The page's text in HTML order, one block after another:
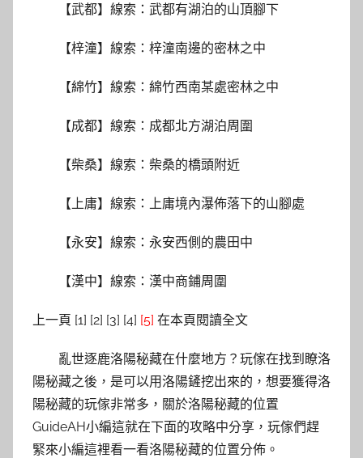
【武都】線索：武都有湖泊的山頂腳下
【梓潼】線索：梓潼南邊的密林之中
【綿竹】線索：綿竹西南某處密林之中
【成都】線索：成都北方湖泊周圍
【柴桑】線索：柴桑的橋頭附近
【上庸】線索：上庸境內瀑佈落下的山腳處
【永安】線索：永安西側的農田中
【漢中】線索：漢中商鋪周圍
上一頁 [1] [2] [3] [4] [5] 在本頁閱讀全文
亂世逐鹿洛陽秘藏在什麼地方？玩傢在找到瞭洛
陽秘藏之後，是可以用洛陽鏟挖出來的，想要獲得洛
陽秘藏的玩傢非常多，關於洛陽秘藏的位置
GuideAH小編這就在下面的攻略中分享，玩傢們趕
緊來小編這裡看一看洛陽秘藏的位置分佈。